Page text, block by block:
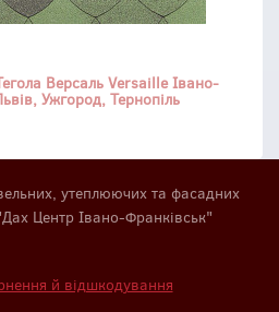
Версаль Versaille Івано-
Ужгород, Тернопіль
утеплюючих та фасадних
Центр Івано-Франківськ"
й відшкодування